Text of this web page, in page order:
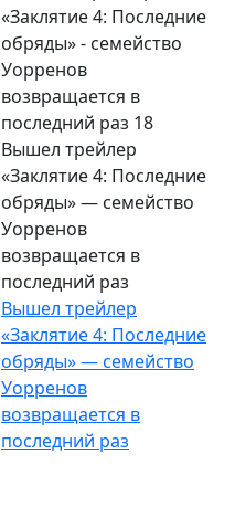
Вышел трейлер
«Заклятие 4: Последние
обряды» — семейство
Уорренов
возвращается в
последний раз
Вышел трейлер
«Заклятие 4: Последние
обряды» — семейство
Уорренов
возвращается в
последний раз